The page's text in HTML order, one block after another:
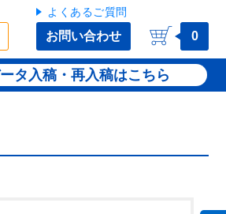
よくあるご質問
お問い合わせ 0
タ入稿・再入稿